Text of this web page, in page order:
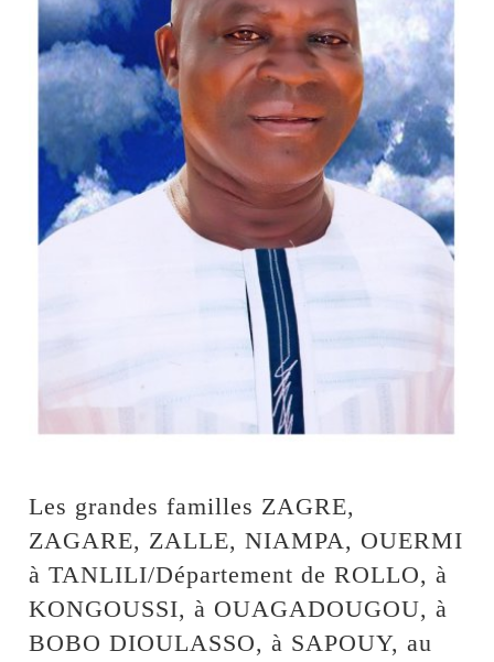
Les grandes familles ZAGRE,
ZAGARE, ZALLE, NIAMPA, OUERMI
à TANLILI/Département de ROLLO, à
KONGOUSSI, à OUAGADOUGOU, à
BOBO DIOULASSO, à SAPOUY, au